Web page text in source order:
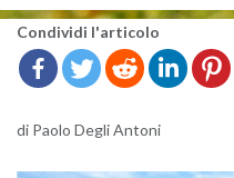
Con­di­vi­di l'ar­ti­co­lo
di Paolo Degli An­to­ni